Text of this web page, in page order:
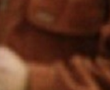
Chuyển hóa
thành động